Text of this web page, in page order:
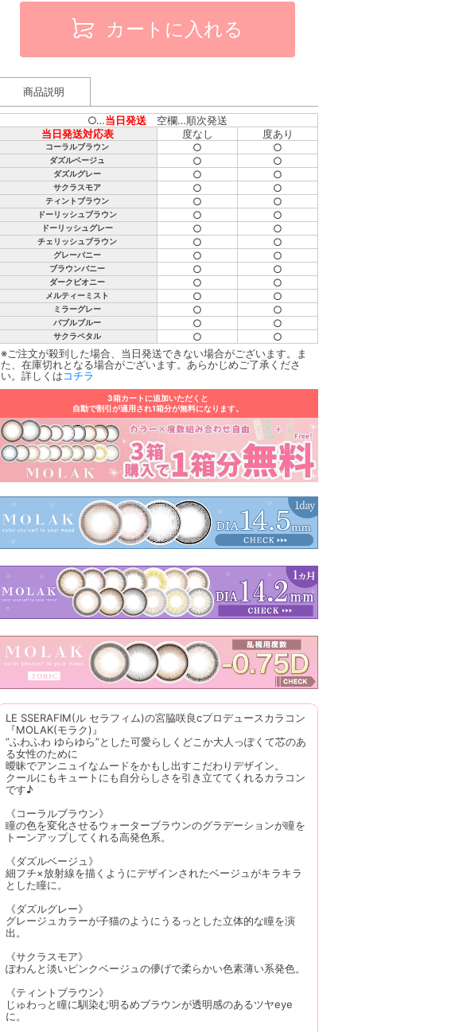
カートに入れる
商品説明
○…当日発送 空欄…順次発送
当日発送対応表
度なし 度あり
コーラルブラウン ○ ○
ダズルベージュ ○ ○
ダズルグレー ○ ○
サクラスモア ○ ○
ティントブラウン ○ ○
ドーリッシュブラウン ○ ○
ドーリッシュグレー ○ ○
チェリッシュブラウン ○ ○
グレーバニー ○ ○
ブラウンバニー ○ ○
ダークピオニー ○ ○
メルティーミスト ○ ○
ミラーグレー ○ ○
バブルブルー ○ ○
サクラペタル ○
○
※ご注文が殺到した場合、当日発送できない場合がございます。ま
た、在庫切れとなる場合がございます。あらかじめご了承くださ
い。詳しくはコチラ
3箱カートに追加いただくと
自動で割引が適用され1箱分が無料になります。
LE SSERAFIM(ル セラフィム)の宮脇咲良cプロデュースカラコン
『MOLAK(モラク)』
”ふわふわ ゆらゆら”とした可愛らしくどこか大人っぽくて芯のあ
る女性のために
曖昧でアンニュイなムードをかもし出すこだわりデザイン。
クールにもキュートにも自分らしさを引き立ててくれるカラコン
です♪
《コーラルブラウン》
瞳の色を変化させるウォーターブラウンのグラデーションが瞳を
トーンアップしてくれる高発色系。
《ダズルベージュ》
細フチ×放射線を描くようにデザインされたベージュがキラキラ
とした瞳に。
《ダズルグレー》
グレージュカラーが子猫のようにうるっとした立体的な瞳を演
出。
《サクラスモア》
ぽわんと淡いピンクベージュの儚げで柔らかい色素薄い系発色。
《ティントブラウン》
じゅわっと瞳に馴染む明るめブラウンが透明感のあるツヤeye
に。